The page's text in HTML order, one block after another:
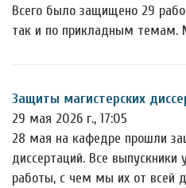
Всего было защищено 29
так и по прикладным темам.
Защиты магистерских
29 мая 2026 г., 17:05
28 мая на кафедре прошли
диссертаций. Все
работы, с чем мы их от всей